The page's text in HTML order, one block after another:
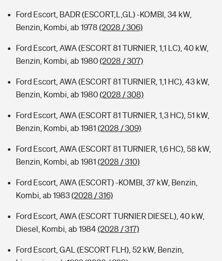
Ford Escort, BADR (ESCORT,L,GL) -KOMBI, 34 kW,
Benzin, Kombi, ab 1978 (2028 / 306)
Ford Escort, AWA (ESCORT 81 TURNIER, 1,1 LC), 40 kW,
Benzin, Kombi, ab 1980(2028 / 307)
Ford Escort, AWA (ESCORT 81 TURNIER, 1,1 HC), 43 kW,
Benzin, Kombi, ab 1980(2028 / 308)
Ford Escort, AWA (ESCORT 81 TURNIER, 1,3 HC), 51 kW,
Benzin, Kombi, ab 1981 (2028 / 309)
Ford Escort, AWA (ESCORT 81 TURNIER, 1,6 HC), 58 kW,
Benzin, Kombi, ab 1981 (2028 / 310)
Ford Escort, AWA (ESCORT) -KOMBI, 37 kW, Benzin,
Kombi, ab 1983(2028 / 316)
Ford Escort, AWA (ESCORT TURNIER DIESEL), 40 kW,
Diesel, Kombi, ab 1984(2028 / 317)
Ford Escort, GAL (ESCORT FLH), 52 kW, Benzin,